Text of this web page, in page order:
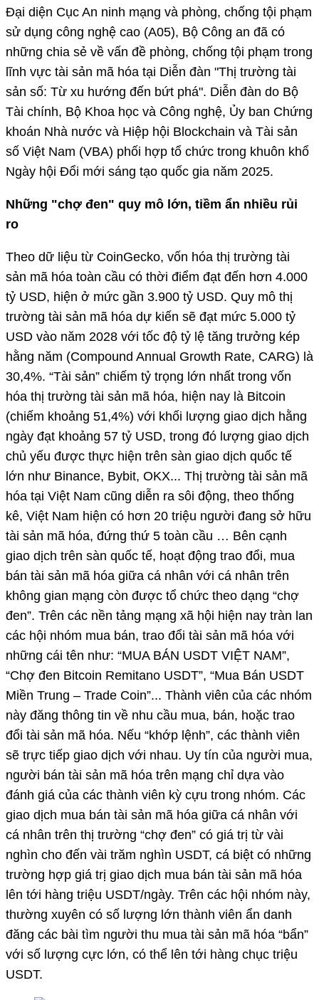
Đại diện Cục An ninh mạng và phòng, chống tội phạm
sử dụng công nghệ cao (A05), Bộ Công an đã có
những chia sẻ về vấn đề phòng, chống tội phạm trong
lĩnh vực tài sản mã hóa tại Diễn đàn "Thị trường tài
sản số: Từ xu hướng đến bứt phá". Diễn đàn do Bộ
Tài chính, Bộ Khoa học và Công nghệ, Ủy ban Chứng
khoán Nhà nước và Hiệp hội Blockchain và Tài sản
số Việt Nam (VBA) phối hợp tổ chức trong khuôn khổ
Ngày hội Đổi mới sáng tạo quốc gia năm 2025.
Những "chợ đen" quy mô lớn, tiềm ẩn nhiều rủi
ro
Theo dữ liệu từ CoinGecko, vốn hóa thị trường tài
sản mã hóa toàn cầu có thời điểm đạt đến hơn 4.000
tỷ USD, hiện ở mức gần 3.900 tỷ USD. Quy mô thị
trường tài sản mã hóa dự kiến sẽ đạt mức 5.000 tỷ
USD vào năm 2028 với tốc độ tỷ lệ tăng trưởng kép
hằng năm (Compound Annual Growth Rate, CARG) là
30,4%. “Tài sản” chiếm tỷ trọng lớn nhất trong vốn
hóa thị trường tài sản mã hóa, hiện nay là Bitcoin
(chiếm khoảng 51,4%) với khối lượng giao dịch hằng
ngày đạt khoảng 57 tỷ USD, trong đó lượng giao dịch
chủ yếu được thực hiện trên sàn giao dịch quốc tế
lớn như Binance, Bybit, OKX... Thị trường tài sản mã
hóa tại Việt Nam cũng diễn ra sôi động, theo thống
kê, Việt Nam hiện có hơn 20 triệu người đang sở hữu
tài sản mã hóa, đứng thứ 5 toàn cầu … Bên cạnh
giao dịch trên sàn quốc tế, hoạt động trao đổi, mua
bán tài sản mã hóa giữa cá nhân với cá nhân trên
không gian mạng còn được tổ chức theo dạng “chợ
đen”. Trên các nền tảng mạng xã hội hiện nay tràn lan
các hội nhóm mua bán, trao đổi tài sản mã hóa với
những cái tên như: “MUA BÁN USDT VIỆT NAM”,
“Chợ đen Bitcoin Remitano USDT”, “Mua Bán USDT
Miền Trung – Trade Coin”... Thành viên của các nhóm
này đăng thông tin về nhu cầu mua, bán, hoặc trao
đổi tài sản mã hóa. Nếu “khớp lệnh”, các thành viên
sẽ trực tiếp giao dịch với nhau. Uy tín của người mua,
người bán tài sản mã hóa trên mạng chỉ dựa vào
đánh giá của các thành viên kỳ cựu trong nhóm. Các
giao dịch mua bán tài sản mã hóa giữa cá nhân với
cá nhân trên thị trường “chợ đen” có giá trị từ vài
nghìn cho đến vài trăm nghìn USDT, cá biệt có những
trường hợp giá trị giao dịch mua bán tài sản mã hóa
lên tới hàng triệu USDT/ngày. Trên các hội nhóm này,
thường xuyên có số lượng lớn thành viên ẩn danh
đăng các bài tìm người thu mua tài sản mã hóa “bẩn”
với số lượng cực lớn, có thể lên tới hàng chục triệu
USDT.